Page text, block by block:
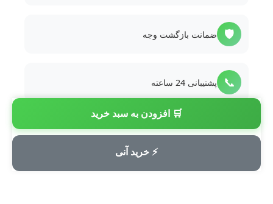
🛒 افزودن به سبد خرید
⚡ خرید آنی
🛡️ ضمانت بازگشت وجه
📞 پشتیبانی 24 ساعته
💳 پرداخت امن